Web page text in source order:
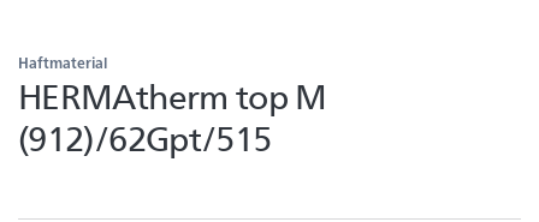
Haftmaterial
HERMAtherm top M
(912)/62Gpt/515